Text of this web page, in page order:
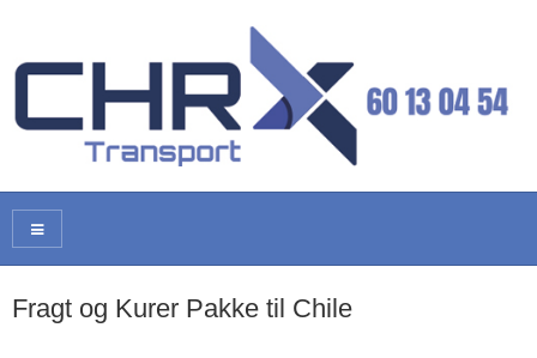
Fragt og Kurer Pakke til Chile